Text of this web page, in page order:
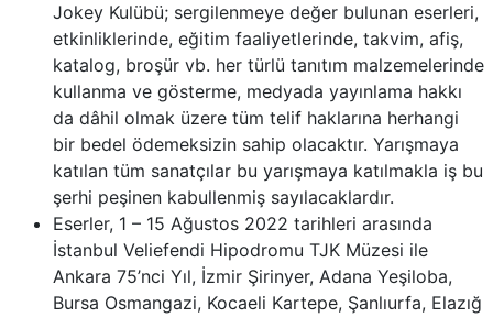
Jokey Kulübü; sergilenmeye değer bulunan eserleri,
etkinliklerinde, eğitim faaliyetlerinde, takvim, afiş,
katalog, broşür vb. her türlü tanıtım malzemelerinde
kullanma ve gösterme, medyada yayınlama hakkı
da dâhil olmak üzere tüm telif haklarına herhangi
bir bedel ödemeksizin sahip olacaktır. Yarışmaya
katılan tüm sanatçılar bu yarışmaya katılmakla iş bu
şerhi peşinen kabullenmiş sayılacaklardır.
Eserler, 1 – 15 Ağustos 2022 tarihleri arasında
İstanbul Veliefendi Hipodromu TJK Müzesi ile
Ankara 75’nci Yıl, İzmir Şirinyer, Adana Yeşiloba,
Bursa Osmangazi, Kocaeli Kartepe, Şanlıurfa, Elazığ